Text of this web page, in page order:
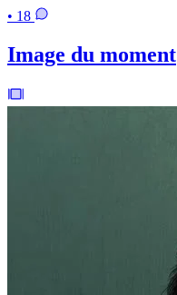
• 18
Image du moment